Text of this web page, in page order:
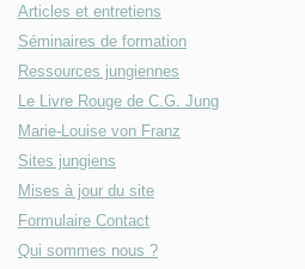
Articles et entretiens
Séminaires de formation
Ressources jungiennes
Le Livre Rouge de C.G. Jung
Marie-Louise von Franz
Sites jungiens
Mises à jour du site
Formulaire Contact
Qui sommes nous ?